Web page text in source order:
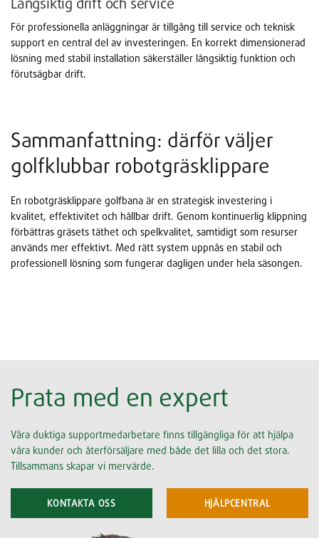
För professionella anläggningar är tillgång till service och teknisk
support en central del av investeringen. En korrekt dimensionerad
lösning med stabil installation säkerställer långsiktig funktion och
förutsägbar drift.
Sammanfattning: därför väljer
golfklubbar robotgräsklippare
En robotgräsklippare golfbana är en strategisk investering i
kvalitet, effektivitet och hållbar drift. Genom kontinuerlig klippning
förbättras gräsets täthet och spelkvalitet, samtidigt som resurser
används mer effektivt. Med rätt system uppnås en stabil och
professionell lösning som fungerar dagligen under hela säsongen.
Prata med en expert
Våra duktiga supportmedarbetare finns tillgängliga för att hjälpa
våra kunder och återförsäljare med både det lilla och det stora.
Tillsammans skapar vi mervärde.
KONTAKTA OSS HJÄLPCENTRAL